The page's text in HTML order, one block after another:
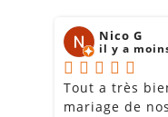
Nico G
il y a
Tout a très
mariage de